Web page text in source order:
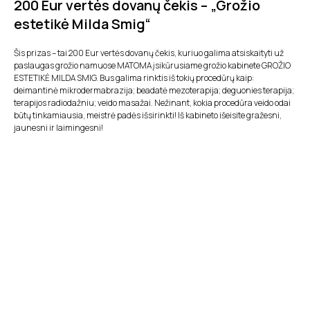
200 Eur vertės dovanų čekis – „Grožio
estetikė Milda Smig“
Šis prizas – tai 200 Eur vertės dovanų čekis, kuriuo galima atsiskaityti už
paslaugas grožio namuose MATOMA įsikūrusiame grožio kabinete GROŽIO
ESTETIKĖ MILDA SMIG. Bus galima rinktis iš tokių procedūrų kaip:
deimantinė mikrodermabrazija; beadatė mezoterapija; deguonies terapija;
terapijos radiodažniu; veido masažai. Nežinant, kokia procedūra veido odai
būtų tinkamiausia, meistrė padės išsirinkti! Iš kabineto išeisite gražesni,
jaunesni ir laimingesni!